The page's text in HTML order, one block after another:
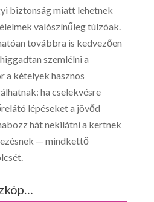
biztonság miatt lehetnek
valószínűleg túlzóak.
továbbra is kedvezően
szemlélni a
a kételyek hasznos
ha cselekvésre
lépéseket a jövőd
hát nekilátni a kertnek
— mindkettő